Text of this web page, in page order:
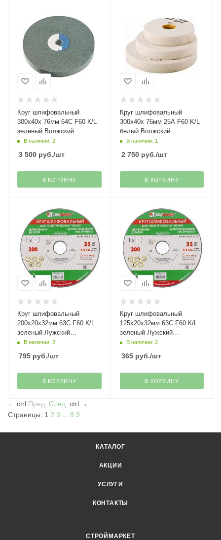
Круг шлифовальный
300х40х 76мм 64С F60 К/L
зеленый Волжский
абразивный завод
В наличии: 2
3 500 руб./шт
В КОРЗИНУ
Круг шлифовальный
300х40х 76мм 25А F60 K/L
белый Волжский
абразивный завод
В наличии: 1
2 750руб./шт
В КОРЗИНУ
Круг шлифовальный
200х20х32мм 63C F60 К/L
зеленый Лужский
абразивный завод
В наличии: 2
795 руб./шт
В КОРЗИНУ
Круг шлифовальный
125х20х32мм 63С F60 К/L
зеленый Лужский
абразивный завод
В наличии: 2
365руб./шт
В КОРЗИНУ
← ctrl Пред. След. ctrl →
Страницы: 1 2 3 8 9
КАТАЛОГ
АКЦИИ
УСЛУГИ
КОНТАКТЫ
СТРОЙМАРКЕТ